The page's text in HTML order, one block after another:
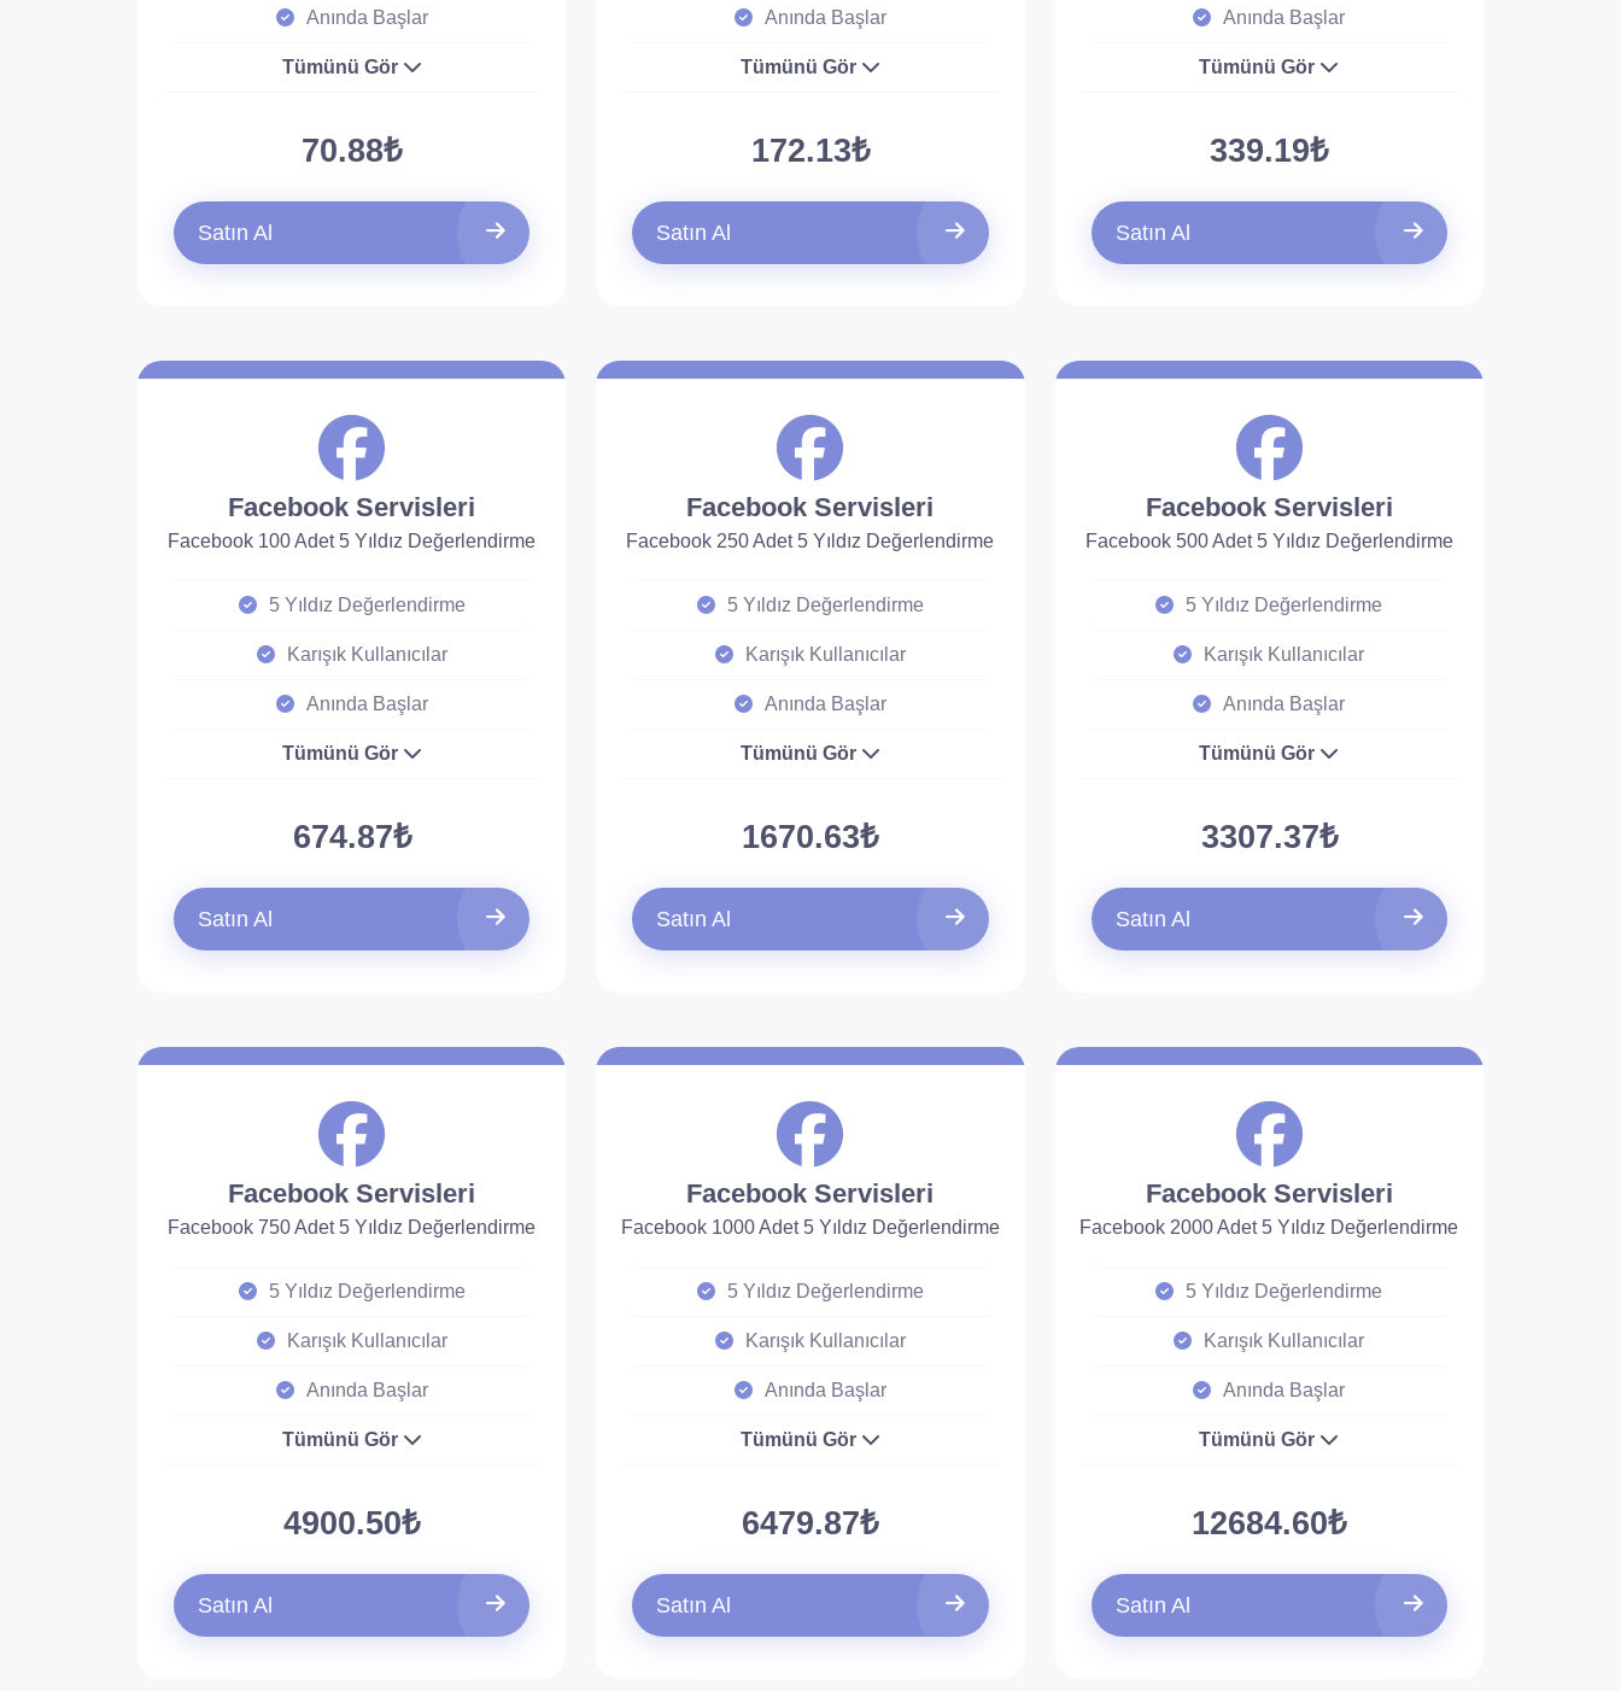
Anında Başlar
Tümünü Gör
70.88₺
Satın Al
Anında Başlar
Tümünü Gör
172.13₺
Satın Al
Anında Başlar
Tümünü Gör
339.19₺
Satın Al
Facebook Servisleri
Facebook 100 Adet 5 Yıldız Değerlendirme
5 Yıldız Değerlendirme
Karışık Kullanıcılar
Anında Başlar
Tümünü Gör
674.87₺
Satın Al
Facebook Servisleri
Facebook 250 Adet 5 Yıldız Değerlendirme
5 Yıldız Değerlendirme
Karışık Kullanıcılar
Anında Başlar
Tümünü Gör
1670.63₺
Satın Al
Facebook Servisleri
Facebook 500 Adet 5 Yıldız Değerlendirme
5 Yıldız Değerlendirme
Karışık Kullanıcılar
Anında Başlar
Tümünü Gör
3307.37₺
Satın Al
Facebook Servisleri
Facebook 750 Adet 5 Yıldız Değerlendirme
5 Yıldız Değerlendirme
Karışık Kullanıcılar
Anında Başlar
Tümünü Gör
4900.50₺
Satın Al
Facebook Servisleri
Facebook 1000 Adet 5 Yıldız Değerlendirme
5 Yıldız Değerlendirme
Karışık Kullanıcılar
Anında Başlar
Tümünü Gör
6479.87₺
Satın Al
Facebook Servisleri
Facebook 2000 Adet 5 Yıldız Değerlendirme
5 Yıldız Değerlendirme
Karışık Kullanıcılar
Anında Başlar
Tümünü Gör
12684.60₺
Satın Al